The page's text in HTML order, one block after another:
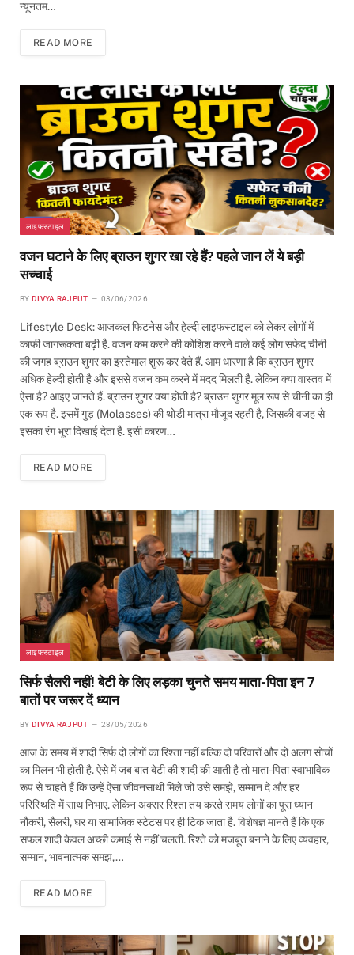
न्यूनतम…
READ MORE
लाइफस्टाइल
वजन घटाने के लिए ब्राउन शुगर खा रहे हैं? पहले जान लें ये बड़ी
सच्चाई
BY DIVYA RAJPUT 03/06/2026
Lifestyle Desk: आजकल फिटनेस और हेल्दी लाइफस्टाइल को लेकर लोगों में
काफी जागरूकता बढ़ी है. वजन कम करने की कोशिश करने वाले कई लोग सफेद चीनी
की जगह ब्राउन शुगर का इस्तेमाल शुरू कर देते हैं. आम धारणा है कि ब्राउन शुगर
अधिक हेल्दी होती है और इससे वजन कम करने में मदद मिलती है. लेकिन क्या वास्तव में
ऐसा है? आइए जानते हैं. ब्राउन शुगर क्या होती है? ब्राउन शुगर मूल रूप से चीनी का ही
एक रूप है. इसमें गुड़ (Molasses) की थोड़ी मात्रा मौजूद रहती है, जिसकी वजह से
इसका रंग भूरा दिखाई देता है. इसी कारण…
READ MORE
लाइफस्टाइल
सिर्फ सैलरी नहीं! बेटी के लिए लड़का चुनते समय माता-पिता इन 7
बातों पर जरूर दें ध्यान
BY DIVYA RAJPUT 28/05/2026
आज के समय में शादी सिर्फ दो लोगों का रिश्ता नहीं बल्कि दो परिवारों और दो अलग सोचों
का मिलन भी होती है. ऐसे में जब बात बेटी की शादी की आती है तो माता-पिता स्वाभाविक
रूप से चाहते हैं कि उन्हें ऐसा जीवनसाथी मिले जो उसे समझे, सम्मान दे और हर
परिस्थिति में साथ निभाए. लेकिन अक्सर रिश्ता तय करते समय लोगों का पूरा ध्यान
नौकरी, सैलरी, घर या सामाजिक स्टेटस पर ही टिक जाता है. विशेषज्ञ मानते हैं कि एक
सफल शादी केवल अच्छी कमाई से नहीं चलती. रिश्ते को मजबूत बनाने के लिए व्यवहार,
सम्मान, भावनात्मक समझ,…
READ MORE